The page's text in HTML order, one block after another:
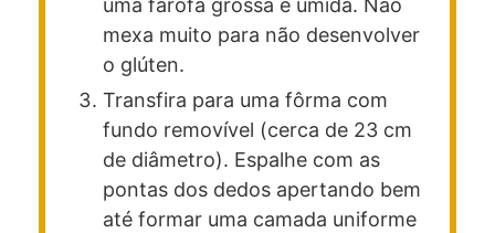
uma farofa grossa e úmida. Não
mexa muito para não desenvolver
o glúten.
Transfira para uma fôrma com
fundo removível (cerca de 23 cm
de diâmetro). Espalhe com as
pontas dos dedos apertando bem
até formar uma camada uniforme